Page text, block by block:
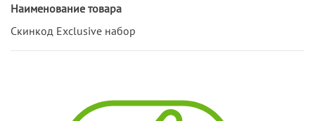
Наименование товара
Скинкод Exclusive набор